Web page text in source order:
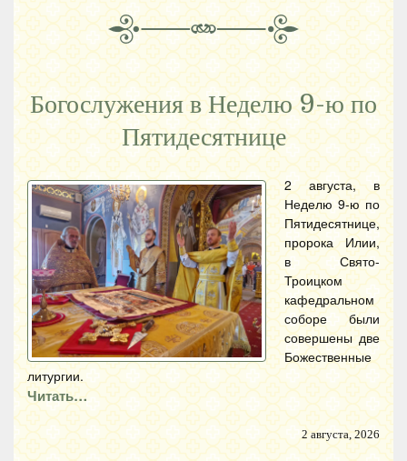
Богослужения в Неделю 9-ю по
Пятидесятнице
2 августа, в
Неделю 9-ю по
Пятидесятнице,
пророка Илии,
в Свято-
Троицком
кафедральном
соборе были
совершены две
Божественные
литургии.
Читать…
2 августа, 2026